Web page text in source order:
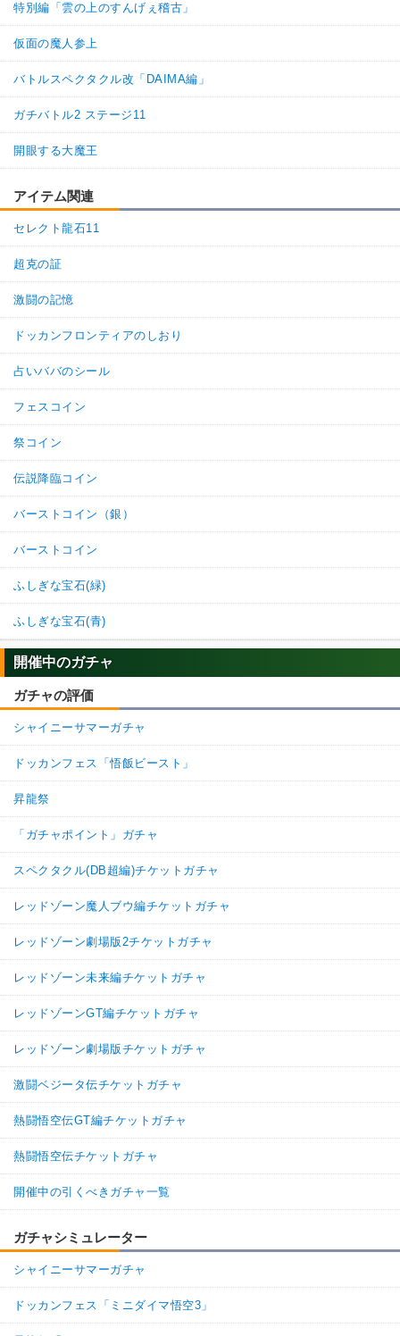
特別編「雲の上のすんげぇ稽古」
仮面の魔人参上
バトルスペクタクル改「DAIMA編」
ガチバトル2 ステージ11
開眼する大魔王
アイテム関連
セレクト龍石11
超克の証
激闘の記憶
ドッカンフロンティアのしおり
占いババのシール
フェスコイン
祭コイン
伝説降臨コイン
バーストコイン（銀）
バーストコイン
ふしぎな宝石(緑)
ふしぎな宝石(青)
開催中のガチャ
ガチャの評価
シャイニーサマーガチャ
ドッカンフェス「悟飯ビースト」
昇龍祭
「ガチャポイント」ガチャ
スペクタクル(DB超編)チケットガチャ
レッドゾーン魔人ブウ編チケットガチャ
レッドゾーン劇場版2チケットガチャ
レッドゾーン未来編チケットガチャ
レッドゾーンGT編チケットガチャ
レッドゾーン劇場版チケットガチャ
激闘ベジータ伝チケットガチャ
熱闘悟空伝GT編チケットガチャ
熱闘悟空伝チケットガチャ
開催中の引くべきガチャ一覧
ガチャシミュレーター
シャイニーサマーガチャ
ドッカンフェス「ミニダイマ悟空3」